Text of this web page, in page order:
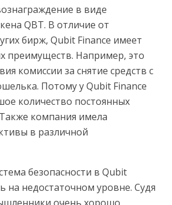
в виде
QBT. В отличие от
бирж, Qubit Finance имеет
преимуществ. Например, это
комиссии за снятие средств с
Потому у Qubit Finance
количество постоянных
компания имела
в различной
безопасности в Qubit
на недостаточном уровне. Судя